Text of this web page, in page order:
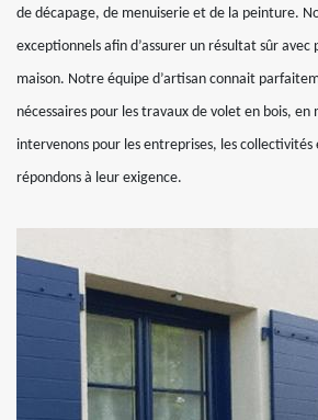
de décapage, de menuiserie et de la peinture.
exceptionnels afin d’assurer un résultat sûr avec
maison. Notre équipe d’artisan connait
nécessaires pour les travaux de volet en bois, en
intervenons pour les entreprises, les
répondons à leur exigence.